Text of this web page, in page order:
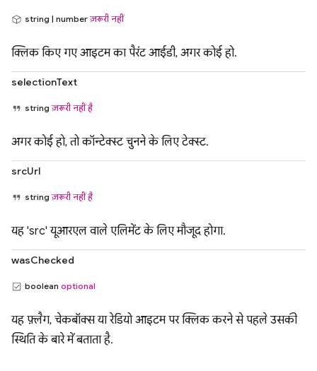
string | numberज़रूरी नहीं
क्लिक किए गए आइटम का पैरंट आईडी, अगर कोई हो.
selectionText
stringज़रूरी नहीं है
अगर कोई हो, तो कॉन्टेक्स्ट चुनने के लिए टेक्स्ट.
srcUrl
stringज़रूरी नहीं है
यह 'src' यूआरएल वाले एलिमेंट के लिए मौजूद होगा.
wasChecked
boolean optional
यह फ़्लैग, चेकबॉक्स या रेडियो आइटम पर क्लिक करने से पहले उसकी
स्थिति के बारे में बताता है.